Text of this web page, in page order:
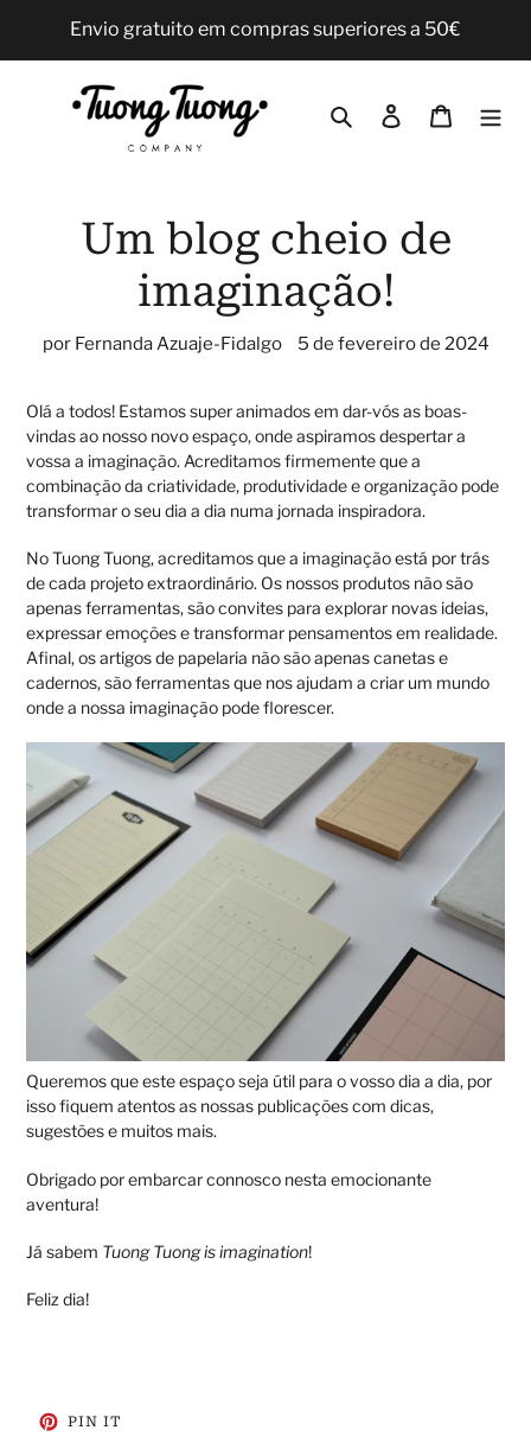
o
Conteúdo
Envio gratuito em compras superiores a 50€
PesquisarIniciar sessão
Carrinho
Um blog cheio de
imaginação!
por Fernanda Azuaje-Fidalgo 5 de fevereiro de 2024
Olá a todos! Estamos super animados em dar-vós as boas-
vindas ao nosso novo espaço, onde aspiramos despertar a
vossa a imaginação. Acreditamos firmemente que a
combinação da criatividade, produtividade e organização pode
transformar o seu dia a dia numa jornada inspiradora.
No Tuong Tuong, acreditamos que a imaginação está por trás
de cada projeto extraordinário. Os nossos produtos não são
apenas ferramentas, são convites para explorar novas ideias,
expressar emoções e transformar pensamentos em realidade.
Afinal, os artigos de papelaria não são apenas canetas e
cadernos, são ferramentas que nos ajudam a criar um mundo
onde a nossa imaginação pode florescer.
Queremos que este espaço seja útil para o vosso dia a dia, por
isso fiquem atentos as nossas publicações com dicas,
sugestões e muitos mais.
Obrigado por embarcar connosco nesta emocionante
aventura!
Já sabem Tuong Tuong is imagination!
Feliz dia!
PIN IT